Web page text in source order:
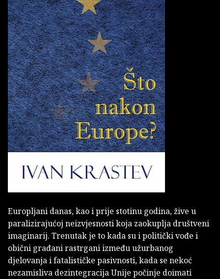
Europljani danas, kao i prije stotinu godina, žive u
paralizirajućoj neizvjesnosti koja zaokuplja društveni
imaginarij. Trenutak je to kada su i politički vođe i
obični građani rastrgani između užurbanog
djelovanja i fatalističke pasivnosti, kada se nekoć
nezamisliva dezintegracija Unije počinje doimati